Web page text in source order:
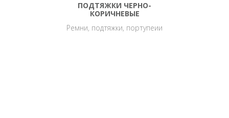
ПОДТЯЖКИ ЧЕРНО-
КОРИЧНЕВЫЕ
Ремни, подтяжки, портупеии